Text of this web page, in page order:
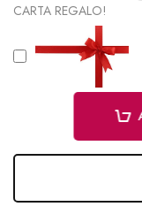
CARTA REGALO!